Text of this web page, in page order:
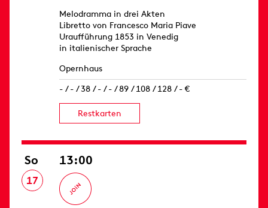
Melodramma in drei Akten
Libretto von Francesco Maria Piave
Uraufführung 1853 in Venedig
in italienischer Sprache
Opernhaus
- / - / 38 / - / - / 89 / 108 / 128 / - €
Restkarten
So
17
13:00